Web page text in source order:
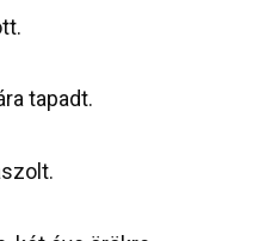
tapadt.